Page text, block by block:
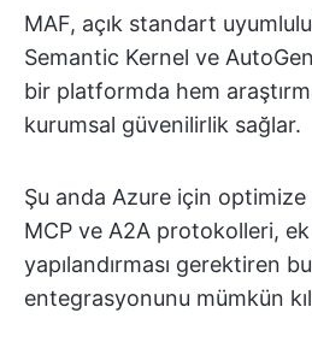
MAF, açık standart
Semantic Kernel ve
bir platformda hem
kurumsal güvenilirlik sağlar.
Şu anda Azure için
MCP ve A2A protokolleri,
yapılandırması gerektiren
entegrasyonunu mümkün